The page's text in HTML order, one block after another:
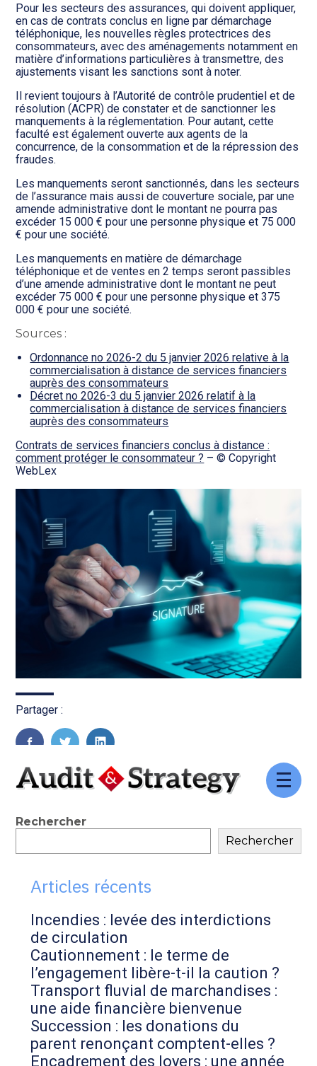
Aller
Pour les secteurs des assurances, qui doivent appliquer,
en cas de contrats conclus en ligne par démarchage
téléphonique, les nouvelles règles protectrices des
consommateurs, avec des aménagements notamment en
matière d’informations particulières à transmettre, des
ajustements visant les sanctions sont à noter.
Il revient toujours à l’Autorité de contrôle prudentiel et de
résolution (ACPR) de constater et de sanctionner les
manquements à la réglementation. Pour autant, cette
faculté est également ouverte aux agents de la
concurrence, de la consommation et de la répression des
fraudes.
Les manquements seront sanctionnés, dans les secteurs
de l’assurance mais aussi de couverture sociale, par une
amende administrative dont le montant ne pourra pas
excéder 15 000 € pour une personne physique et 75 000
€ pour une société.
Les manquements en matière de démarchage
téléphonique et de ventes en 2 temps seront passibles
d’une amende administrative dont le montant ne peut
excéder 75 000 € pour une personne physique et 375
000 € pour une société.
Sources :
Ordonnance no 2026-2 du 5 janvier 2026 relative à la
commercialisation à distance de services financiers
auprès des consommateurs
Décret no 2026-3 du 5 janvier 2026 relatif à la
commercialisation à distance de services financiers
auprès des consommateurs
Contrats de services financiers conclus à distance :
comment protéger le consommateur ? – © Copyright
WebLex
Partager :
Blog
sidebar
Rechercher
Rechercher
Articles récents
Incendies : levée des interdictions
de circulation
Cautionnement : le terme de
l’engagement libère-t-il la caution ?
Transport fluvial de marchandises :
une aide financière bienvenue
Succession : les donations du
parent renonçant comptent-elles ?
Encadrement des loyers : une année